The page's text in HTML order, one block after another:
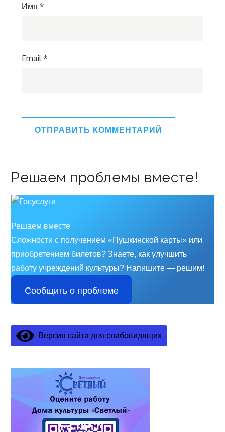
Имя *
Email*
Решаем проблемы вместе!
Решаем вместе
Сложности с получением «Пушкинской карты» или
приобретением билетов? Знаете, как улучшить
работу учреждений культуры? Напишите — решим!
Сообщить о проблеме
Версия сайта для слабовидящих